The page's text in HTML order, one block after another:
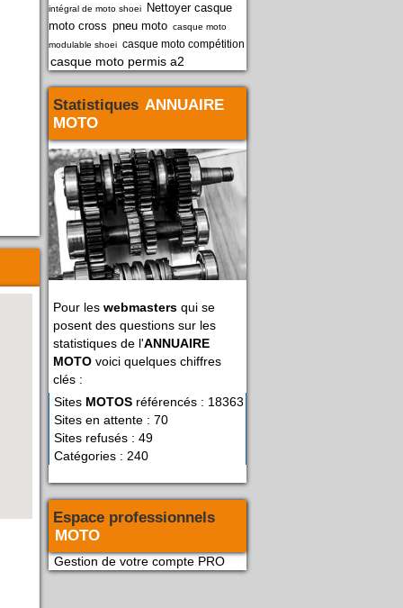
intégral de moto shoei
Nettoyer casque
moto cross pneu moto casque moto
modulable shoei casque moto compétition
casque moto permis a2
Statistiques ANNUAIRE
MOTO
Pour les webmasters qui se
posent des questions sur les
statistiques de l'ANNUAIRE
MOTO voici quelques chiffres
clés :
Sites MOTOS référencés : 18363
Sites en attente : 70
Sites refusés : 49
Catégories : 240
Espace professionnels
MOTO
Gestion de votre compte PRO